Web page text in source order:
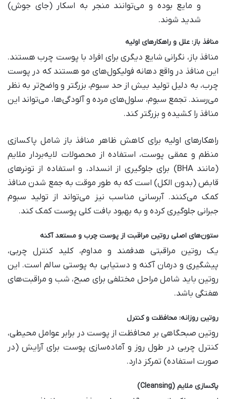
و مایع بوده و می‌توانند منجر به اسکار (جای جوش)
شدید شوند.
منافذ باز: علل و راهکارهای اولیه
منافذ باز، نگرانی شایع دیگری برای افراد با پوست چرب هستند.
این منافذ در واقع دهانه فولیکول‌های مو هستند که در پوست
چرب، به دلیل تولید بیش از حد سبوم، بزرگتر و واضح‌تر به نظر
می‌رسند. تجمع سبوم، سلول‌های مرده و آلودگی‌ها، می‌تواند این
منافذ را کشیده و بزرگتر کند.
راهکارهای اولیه برای کاهش ظاهر منافذ باز شامل پاکسازی
منظم و عمقی پوست، استفاده از محصولات لایه‌بردار ملایم
(مانند BHA) برای جلوگیری از انسداد، و استفاده از تونرهای
قابض (بدون الکل) است که به طور موقت به جمع شدن منافذ
کمک می‌کنند. آبرسانی مناسب نیز می‌تواند از تولید سبوم
جبرانی جلوگیری کرده و به بهبود بافت کلی پوست کمک کند.
ستون‌های اصلی روتین مراقبت از پوست چرب و مستعد آکنه
یک روتین مراقبتی هدفمند و مداوم، کلید کنترل چربی،
پیشگیری و درمان آکنه و دستیابی به پوستی سالم است. این
روتین باید شامل مراحل مختلفی برای صبح، شب و مراقبت‌های
هفتگی باشد.
روتین روزانه: محافظت و کنترل
روتین صبحگاهی بر محافظت از پوست در برابر عوامل محیطی،
کنترل چربی در طول روز و آماده‌سازی پوست برای آرایش (در
صورت استفاده) تمرکز دارد.
پاکسازی ملایم (Cleansing)